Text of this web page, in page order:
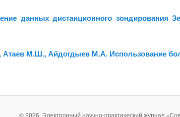
данных дистанционного зондирования
М.Ш., Айдогдыев М.А. Использование
© 2026. Электронный научно-практический журнал